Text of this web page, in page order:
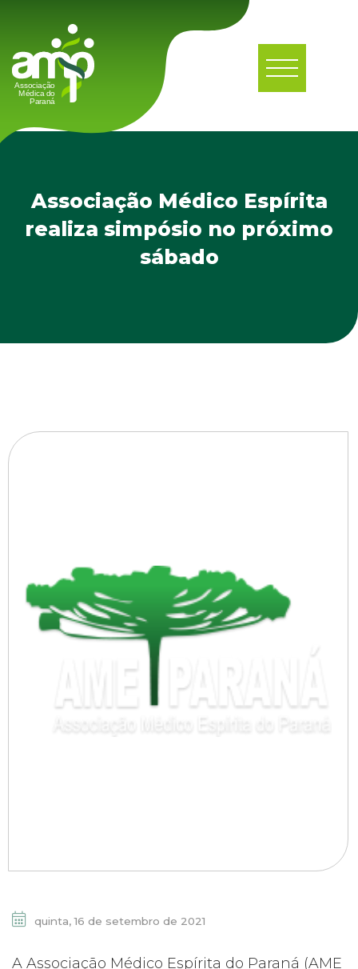
Associação Médico Espírita
realiza simpósio no próximo
sábado
quinta, 16 de setembro de 2021
A Associação Médico Espírita do Paraná (AME